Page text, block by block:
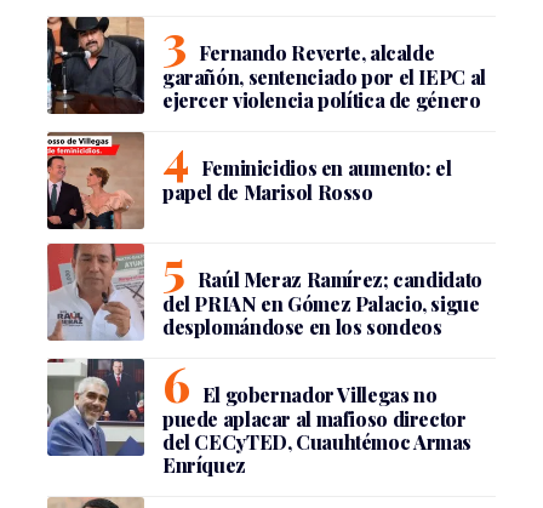
Fernando Reverte, alcalde
garañón, sentenciado por el IEPC al
ejercer violencia política de género
Feminicidios en aumento: el
papel de Marisol Rosso
Raúl Meraz Ramírez; candidato
del PRIAN en Gómez Palacio, sigue
desplomándose en los sondeos
El gobernador Villegas no
puede aplacar al mafioso director
del CECyTED, Cuauhtémoc Armas
Enríquez